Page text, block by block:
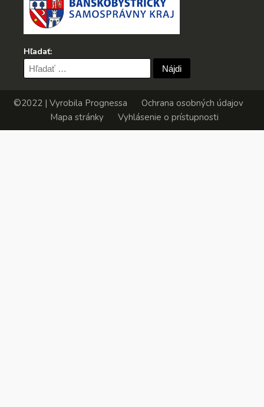
Hľadať:
Hľadať:
©2022 | Vyrobila Prognessa
Ochrana osobných údajov
Mapa stránky
Vyhlásenie o prístupnosti